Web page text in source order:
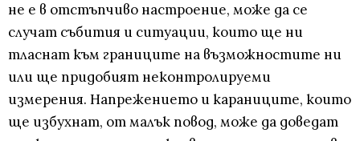
не е в отстъпчиво настроение, може да се
случат събития и ситуации, които ще ни
тласнат към границите на възможностите ни
или ще придобият неконтролируеми
измерения. Напрежението и караниците, които
ще избухнат, от малък повод, може да доведат